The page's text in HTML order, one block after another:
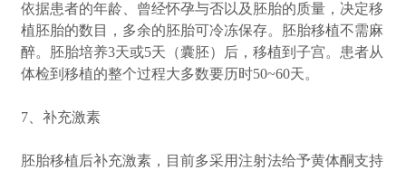
依据患者的年龄、曾经怀孕与否以及胚胎的质量，决定移
植胚胎的数目，多余的胚胎可冷冻保存。胚胎移植不需麻
醉。胚胎培养3天或5天（囊胚）后，移植到子宫。患者从
体检到移植的整个过程大多数要历时50~60天。
7、补充激素
胚胎移植后补充激素，目前多采用注射法给予黄体酮支持